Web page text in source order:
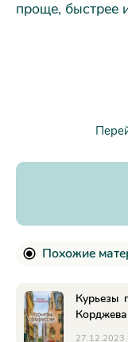
проще, быстрее
Похожие
Курьезы
Корджева
27.12.2023